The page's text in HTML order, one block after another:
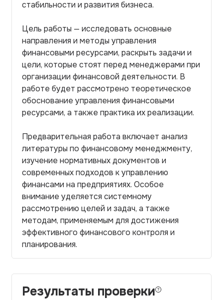
стабильности и развития бизнеса.
Цель работы — исследовать основные
направления и методы управления
финансовыми ресурсами, раскрыть задачи и
цели, которые стоят перед менеджерами при
организации финансовой деятельности. В
работе будет рассмотрено теоретическое
обоснование управления финансовыми
ресурсами, а также практика их реализации.
Предварительная работа включает анализ
литературы по финансовому менеджменту,
изучение нормативных документов и
современных подходов к управлению
финансами на предприятиях. Особое
внимание уделяется системному
рассмотрению целей и задач, а также
методам, применяемым для достижения
эффективного финансового контроля и
планирования.
Результаты проверки